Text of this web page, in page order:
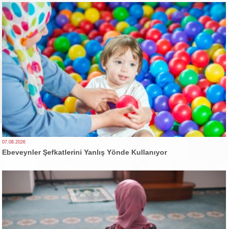
07.08.2026
Ebeveynler Şefkatlerini Yanlış Yönde Kullanıyor